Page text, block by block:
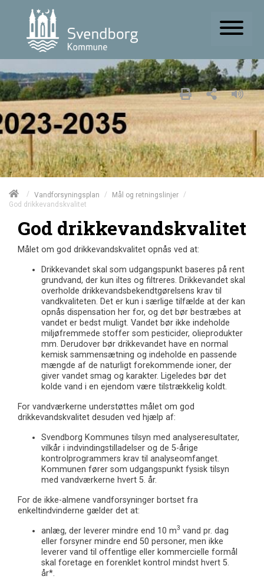
/ Vandforsyningsplan / Mål og retningslinjer
/
God drikkevandskvalitet
God drikkevandskvalitet
Målet om god drikkevandskvalitet opnås ved at:
Drikkevandet skal som udgangspunkt baseres på rent
grundvand, der kun iltes og filtreres. Drikkevandet skal
overholde drikkevandsbekendtgørelsens krav til
vandkvaliteten. Det er kun i særlige tilfælde at der kan
opnås dispensation her for, og det bør bestræbes at
vandet er bedst muligt. Vandet bør ikke indeholde
miljøfremmede stoffer som pesticider, olieprodukter
mm. Derudover bør drikkevandet have en normal
kemisk sammensætning og indeholde en passende
mængde af de naturligt forekommende ioner, der
giver vandet smag og karakter. Ligeledes bør det
kolde vand i en ejendom være tilstrækkelig koldt.
For vandværkerne understøttes målet om god
drikkevandskvalitet desuden ved hjælp af:
Svendborg Kommunes tilsyn med analyseresultater,
vilkår i indvindingstilladelser og de 5-årige
kontrolprogrammers krav til analyseomfanget.
Kommunen fører som udgangspunkt fysisk tilsyn
med vandværkerne hvert 5. år.
For de ikke-almene vandforsyninger bortset fra
enkeltindvinderne gælder det at:
anlæg, der leverer mindre end 10 m3 vand pr. dag
eller forsyner mindre end 50 personer, men ikke
leverer vand til offentlige eller kommercielle formål
skal foretage en forenklet kontrol mindst hvert 5.
år*.